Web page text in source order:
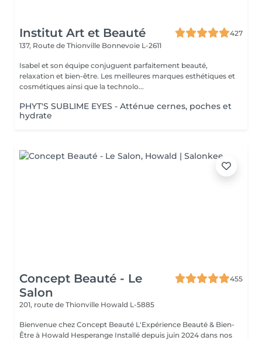
Institut Art et Beauté
427
137, Route de Thionville Bonnevoie L-2611
Isabel et son équipe conjuguent parfaitement beauté,
relaxation et bien-être. Les meilleures marques esthétiques et
cosmétiques ainsi que la technolo...
PHYT'S SUBLIME EYES - Atténue cernes, poches et
hydrate
Concept Beauté - Le
Salon
455
201, route de Thionville Howald L-5885
Bienvenue chez Concept Beauté L'Expérience Beauté & Bien-
Être à Howald Hesperange Installé depuis juin 2024 dans nos